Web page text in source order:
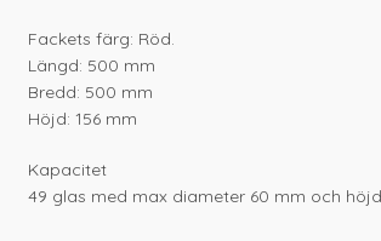
Fackets färg: Röd.
Längd: 500 mm
Bredd: 500 mm
Höjd: 156 mm
Kapacitet
49 glas med max diameter 60 mm och